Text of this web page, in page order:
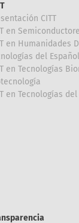
CITT
en
en Humanidades
del Español
en Tecnologías
en Tecnologías